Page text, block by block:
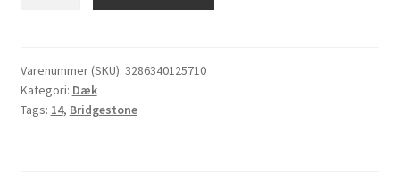
120/80
-
14
Varenummer (SKU): 3286340125710
Kategori: Dæk
Tags: 14, Bridgestone